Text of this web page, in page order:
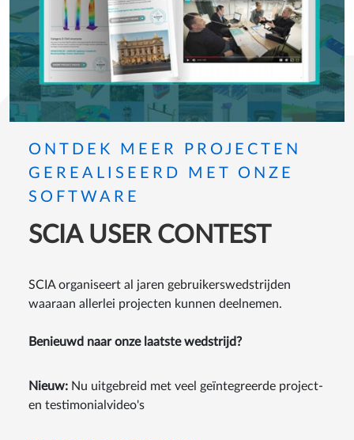
ONTDEK MEER PROJECTEN
GEREALISEERD MET ONZE
SOFTWARE
SCIA USER CONTEST
SCIA organiseert al jaren gebruikerswedstrijden
waaraan allerlei projecten kunnen deelnemen.
Benieuwd naar onze laatste wedstrijd?
Nieuw: Nu uitgebreid met veel geïntegreerde project-
en testimonialvideo's